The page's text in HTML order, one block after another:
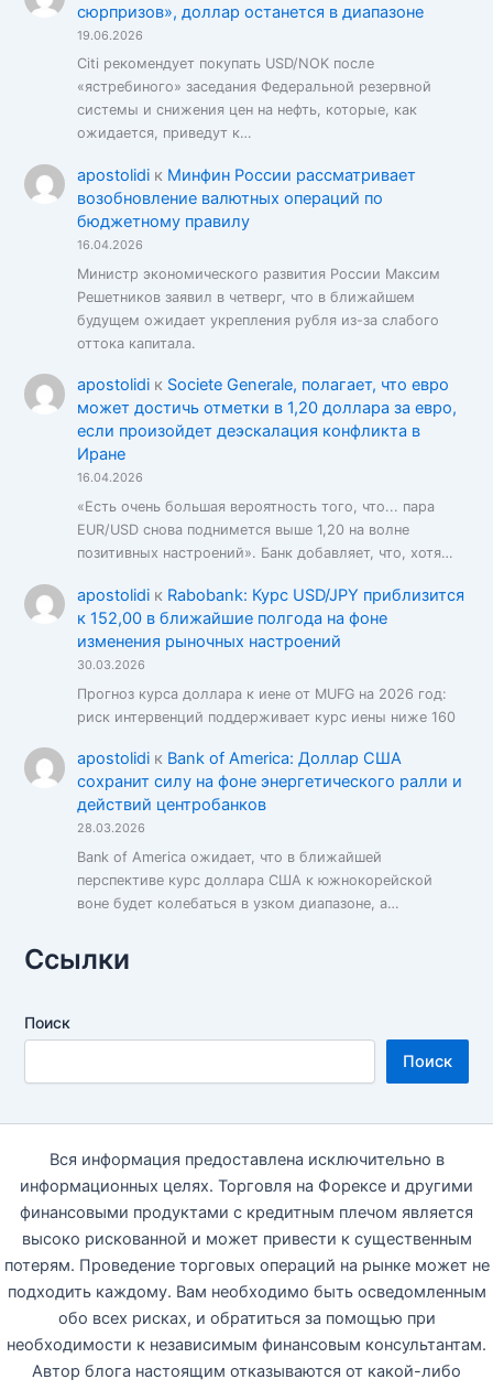
сюрпризов», доллар останется в диапазоне
19.06.2026
Citi рекомендует покупать USD/NOK после
«ястребиного» заседания Федеральной резервной
системы и снижения цен на нефть, которые, как
ожидается, приведут к…
apostolidiк Минфин России рассматривает
возобновление валютных операций по
бюджетному правилу
16.04.2026
Министр экономического развития России Максим
Решетников заявил в четверг, что в ближайшем
будущем ожидает укрепления рубля из-за слабого
оттока капитала.
apostolidiк Societe Generale, полагает, что евро
может достичь отметки в 1,20 доллара за евро,
если произойдет деэскалация конфликта в
Иране
16.04.2026
«Есть очень большая вероятность того, что... пара
EUR/USD снова поднимется выше 1,20 на волне
позитивных настроений». Банк добавляет, что, хотя…
apostolidiк Rabobank: Курс USD/JPY приблизится
к 152,00 в ближайшие полгода на фоне
изменения рыночных настроений
30.03.2026
Прогноз курса доллара к иене от MUFG на 2026 год:
риск интервенций поддерживает курс иены ниже 160
apostolidiк Bank of America: Доллар США
сохранит силу на фоне энергетического ралли и
действий центробанков
28.03.2026
Bank of America ожидает, что в ближайшей
перспективе курс доллара США к южнокорейской
воне будет колебаться в узком диапазоне, а…
Ссылки
Поиск
Поиск
Вся информация предоставлена исключительно в
информационных целях. Торговля на Форексе и другими
финансовыми продуктами с кредитным плечом является
высоко рискованной и может привести к существенным
потерям. Проведение торговых операций на рынке может не
подходить каждому. Вам необходимо быть осведомленным
обо всех рисках, и обратиться за помощью при
необходимости к независимым финансовым консультантам.
Автор блога настоящим отказываются от какой-либо